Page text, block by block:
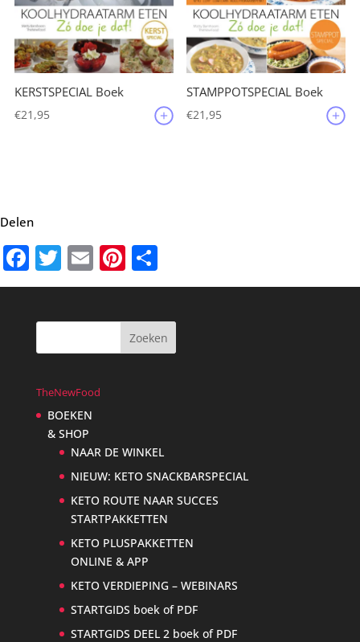
KERSTSPECIAL Boek
€21,95
STAMPPOTSPECIAL Boek
€21,95
Delen
Facebook
Twitter
EmailPinterest
TheNewFood
BOEKEN
& SHOP
NAAR DE WINKEL
NIEUW: KETO SNACKBARSPECIAL
KETO ROUTE NAAR SUCCES
STARTPAKKETTEN
KETO PLUSPAKKETTEN
ONLINE & APP
KETO VERDIEPING – WEBINARS
STARTGIDS boek of PDF
STARTGIDS DEEL 2 boek of PDF